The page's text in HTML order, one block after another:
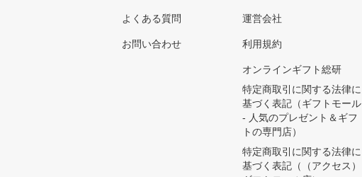
よくある質問
お問い合わせ
運営会社
利用規約
オンラインギフト総研
特定商取引に関する法律に
基づく表記（ギフトモール
- 人気のプレゼント＆ギフ
トの専門店）
特定商取引に関する法律に
基づく表記（（アクセス）